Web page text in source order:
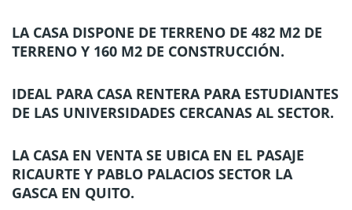
LA CASA DISPONE DE TERRENO DE 482 M2 DE
TERRENO Y 160 M2 DE CONSTRUCCIÓN.
IDEAL PARA CASA RENTERA PARA ESTUDIANTES
DE LAS UNIVERSIDADES CERCANAS AL SECTOR.
LA CASA EN VENTA SE UBICA EN EL PASAJE
RICAURTE Y PABLO PALACIOS SECTOR LA
GASCA EN QUITO.